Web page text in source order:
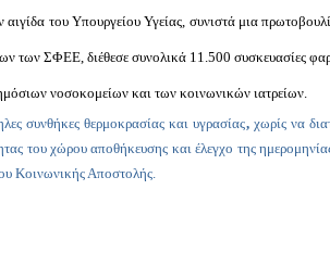
αιγίδα του Υπουργείου Υγείας, συνιστά μια
των ΣΦΕΕ, διέθεσε συνολικά 11.500 συσκευασίες
νοσοκομείων και των κοινωνικών ιατρείων.
συνθήκες θερμοκρασίας και υγρασίας, χωρίς να
του χώρου αποθήκευσης και έλεγχο της
Κοινωνικής Αποστολής.